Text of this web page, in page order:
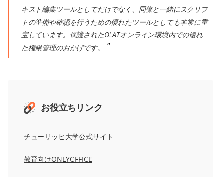
キスト編集ツールとしてだけでなく、同僚と一緒にスクリプ
トの準備や確認を行うための優れたツールとしても非常に重
宝しています。保護されたOLATオンライン環境内での優れ
た権限管理のおかげです。
お役立ちリンク
チューリッヒ大学公式サイト
教育向けONLYOFFICE